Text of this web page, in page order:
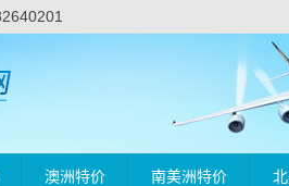
澳洲特价 南美洲特价